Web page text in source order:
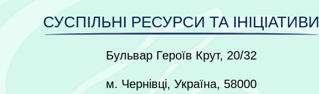
СУСПІЛЬНІ РЕСУРСИ ТА ІНІЦІАТИВИ
Бульвар Героїв Крут, 20/32
м. Чернівці, Україна, 58000